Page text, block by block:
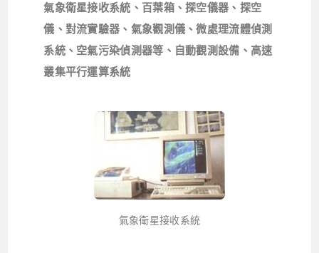
氣象衛星接收系統、百葉箱、探空儀器、探空
儀、對流實驗器、氣象觀測儀、微處理流體偵測
系統、空氣污染偵測器等、自動觀測設備、高速
叢集平行運算系統
氣象衛星接收系統